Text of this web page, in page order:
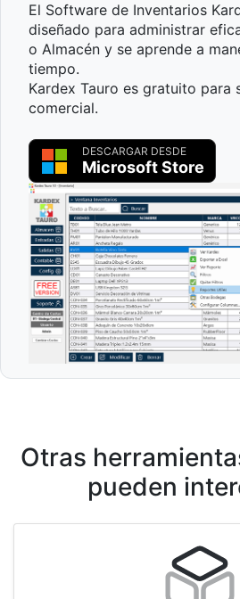
El Software de Inventarios
diseñado para administrar
o Almacén y se aprende a
tiempo.
Kardex Tauro es gratuito para
comercial.
DESCARGAR DESDE
Microsoft Store
Otras
pueden